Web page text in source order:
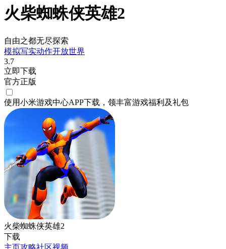
火柴蜘蛛侠英雄2
自由之都无尽探索
模拟写实动作开放世界
3.7
立即下载
官方正版
使用小米游戏中心APP下载 ，领丰富游戏福利 及礼包
火柴蜘蛛侠英雄2
下载
主页攻略社区视频